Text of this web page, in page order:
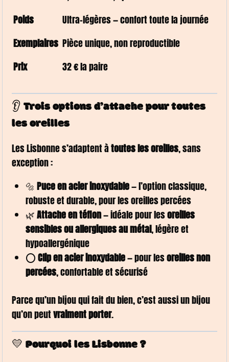
Poids
Ultra-légères — confort toute la journée
Exemplaires Pièce unique, non reproductible
Prix
32 € la paire
👂 Trois options d’attache pour toutes
les oreilles
Les Lisbonne s’adaptent àtoutes les oreilles, sans
exception :
🔩 Puce en acier inoxydable— l’option classique,
robuste et durable, pour les oreilles percées
🌿Attache en téflon— idéale pour lesoreilles
sensibles ou allergiques au métal, légère et
hypoallergénique
⭕Clip en acier inoxydable— pour lesoreilles non
percées, confortable et sécurisé
Parce qu’un bijou qui fait du bien, c’est aussi un bijou
qu’on peutvraiment porter.
💛 Pourquoi les Lisbonne ?